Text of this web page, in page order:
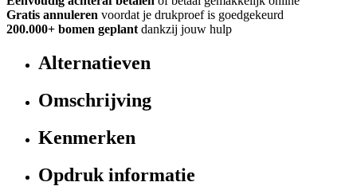
Gratis annuleren voordat je drukproef is goedgekeurd
200.000+ bomen geplant dankzij jouw hulp
Alternatieven
Omschrijving
Kenmerken
Opdruk informatie